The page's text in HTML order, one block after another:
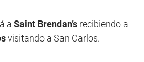
a Saint Brendan’s recibiendo a
visitando a San Carlos.